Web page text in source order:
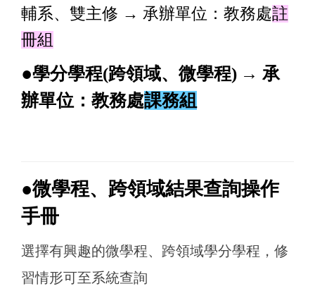
輔系、雙主修 → 承辦單位：教務處註
冊組
●學分學程(跨領域、微學程) → 承
辦單位：教務處課務組
●微學程、跨領域結果查詢操作
手冊
選擇有興趣的微學程、跨領域學分學程，修
習情形可至系統查詢